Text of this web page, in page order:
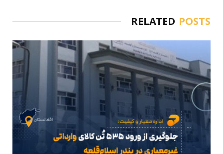
RELATED POSTS